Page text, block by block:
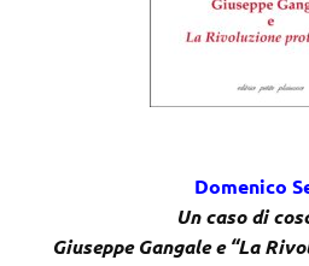
Domenico
Un caso di
Giuseppe Gangale e “La